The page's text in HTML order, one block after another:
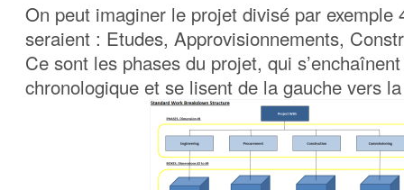
On peut imaginer le projet divisé par exemple
seraient : Etudes, Approvisionnements,
Ce sont les phases du projet, qui s’enchaînent
chronologique et se lisent de la gauche vers